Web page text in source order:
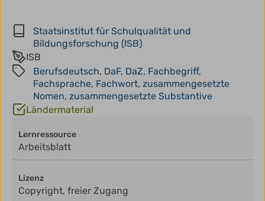
Staatsinstitut für Schulqualität und
Bildungsforschung (ISB)
ISB
Berufsdeutsch, DaF, DaZ, Fachbegriff,
Fachsprache, Fachwort, zusammengesetzte
Nomen, zusammengesetzte Substantive
Ländermaterial
Lernressource
Arbeitsblatt
Lizenz
Copyright, freier Zugang